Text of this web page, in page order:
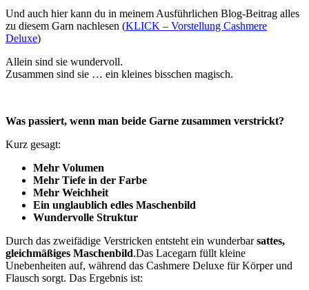
Und auch hier kann du in meinem Ausführlichen Blog-Beitrag alles
zu diesem Garn nachlesen (KLICK – Vorstellung Cashmere
Deluxe)
Allein sind sie wundervoll.
Zusammen sind sie … ein kleines bisschen magisch.
Was passiert, wenn man beide Garne zusammen verstrickt?
Kurz gesagt:
Mehr Volumen
Mehr Tiefe in der Farbe
Mehr Weichheit
Ein unglaublich edles Maschenbild
Wundervolle Struktur
Durch das zweifädige Verstricken entsteht ein wunderbarsattes,
gleichmäßiges Maschenbild.Das Lacegarn füllt kleine
Unebenheiten auf, während das Cashmere Deluxe für Körper und
Flausch sorgt. Das Ergebnis ist: